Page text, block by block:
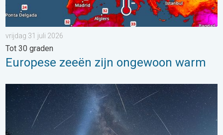
vrijdag 31 juli 2026
Tot 30 graden
Europese zeeën zijn ongewoon warm
De tijd van de vallende sterren begint. Hoogtepunt in